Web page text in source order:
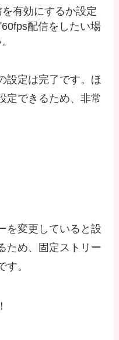
を有効にするか設定
配信をしたい場
設定は完了です。ほ
定できるため、非常
を変更していると設
ため、固定ストリー
。